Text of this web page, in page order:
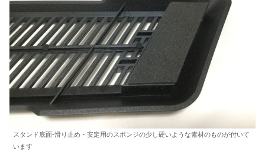
スタンド底面-滑り止め・安定用のスポンジの少し硬いような素材のものが付いて
います